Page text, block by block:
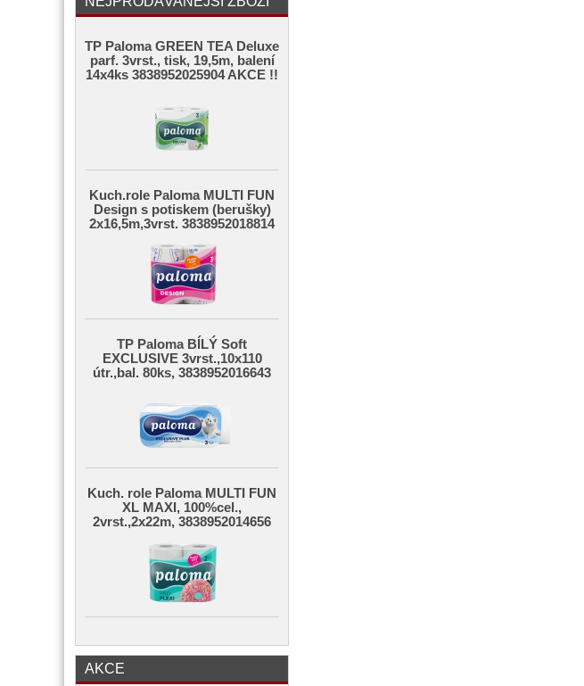
TP Paloma GREEN TEA Deluxe
parf. 3vrst., tisk, 19,5m, balení
14x4ks 3838952025904 AKCE !!
Kuch.role Paloma MULTI FUN
Design s potiskem (berušky)
2x16,5m,3vrst. 3838952018814
TP Paloma BÍLÝ Soft
EXCLUSIVE 3vrst.,10x110
útr.,bal. 80ks, 3838952016643
Kuch. role Paloma MULTI FUN
XL MAXI, 100%cel.,
2vrst.,2x22m, 3838952014656
AKCE